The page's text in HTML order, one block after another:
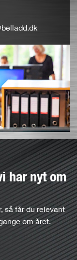
har nyt om
så får du relevant
om året.